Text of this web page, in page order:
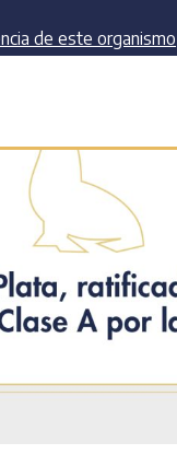
de este organismo